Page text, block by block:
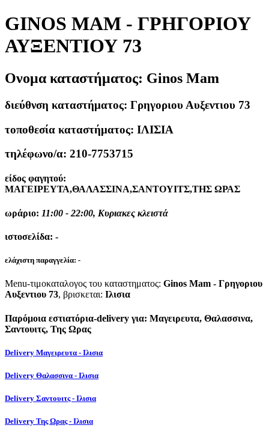
GINOS MAM - ΓΡΗΓΟΡΙΟΥ
ΑΥΞΕΝΤΙΟΥ 73
Ονομα καταστήματος: Ginos Mam
διεύθνση καταστήματος: Γρηγοριου Αυξεντιου 73
τοποθεσία καταστήματος: ΙΛΙΣΙΑ
τηλέφωνο/α: 210-7753715
είδος φαγητού:
ΜΑΓΕΙΡΕΥΤΑ,ΘΑΛΑΣΣΙΝΑ,ΣΑΝΤΟΥΙΤΣ,ΤΗΣ ΩΡΑΣ
ωράριο: 11:00 - 22:00, Κυριακες κλειστά
ιστοσελίδα: -
ελάχιστη παραγγελία: -
Menu-τιμοκαταλογος του καταστηματος: Ginos Mam - Γρηγοριου
Αυξεντιου 73, βρισκεται: Ιλισια
Παρόμοια εστιατόρια-delivery για: Μαγειρευτα, Θαλασσινα,
Σαντουιτς, Της Ωρας
Delivery Μαγειρευτα - Ιλισια
Delivery Θαλασσινα - Ιλισια
Delivery Σαντουιτς - Ιλισια
Delivery Της Ωρας - Ιλισια